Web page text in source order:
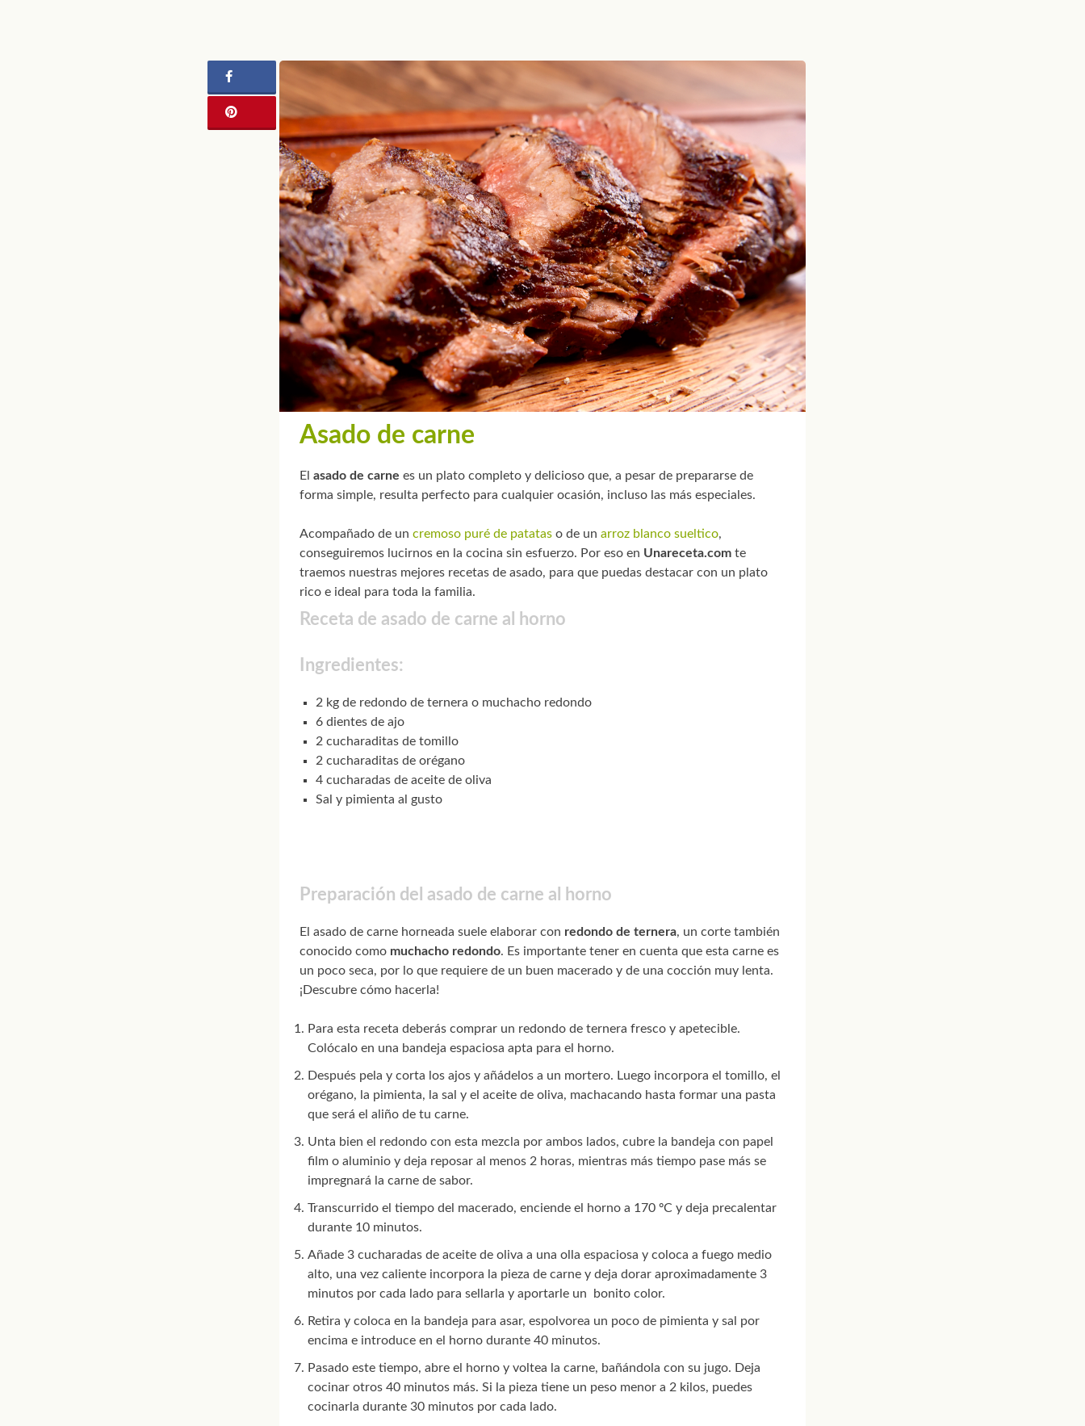
Asado de carne
El asado de carne es un plato completo y delicioso que, a pesar de prepararse de
forma simple, resulta perfecto para cualquier ocasión, incluso las más especiales.
Acompañado de un cremoso puré de patataso de un arroz blanco sueltico,
conseguiremos lucirnos en la cocina sin esfuerzo. Por eso en Unareceta.comte
traemos nuestras mejores recetas de asado, para que puedas destacar con un plato
rico e ideal para toda la familia.
Receta de asado de carne al horno
Ingredientes:
2 kg de redondo de ternera o muchacho redondo
6 dientes de ajo
2 cucharaditas de tomillo
2 cucharaditas de orégano
4 cucharadas de aceite de oliva
Sal y pimienta al gusto
Preparación del asado de carne al horno
El asado de carne horneada suele elaborar con redondo de ternera, un corte también
conocido como muchacho redondo. Es importante tener en cuenta que esta carne es
un poco seca, por lo que requiere de un buen macerado y de una cocción muy lenta.
¡Descubre cómo hacerla!
Para esta receta deberás comprar un redondo de ternera fresco y apetecible.
Colócalo en una bandeja espaciosa apta para el horno.
Después pela y corta los ajos y añádelos a un mortero. Luego incorpora el tomillo, el
orégano, la pimienta, la sal y el aceite de oliva, machacando hasta formar una pasta
que será el aliño de tu carne.
Unta bien el redondo con esta mezcla por ambos lados, cubre la bandeja con papel
film o aluminio y deja reposar al menos 2 horas, mientras más tiempo pase más se
impregnará la carne de sabor.
Transcurrido el tiempo del macerado, enciende el horno a 170 ºC y deja precalentar
durante 10 minutos.
Añade 3 cucharadas de aceite de oliva a una olla espaciosa y coloca a fuego medio
alto, una vez caliente incorpora la pieza de carne y deja dorar aproximadamente 3
minutos por cada lado para sellarla y aportarle un bonito color.
Retira y coloca en la bandeja para asar, espolvorea un poco de pimienta y sal por
encima e introduce en el horno durante 40 minutos.
Pasado este tiempo, abre el horno y voltea la carne, bañándola con su jugo. Deja
cocinar otros 40 minutos más. Si la pieza tiene un peso menor a 2 kilos, puedes
cocinarla durante 30 minutos por cada lado.